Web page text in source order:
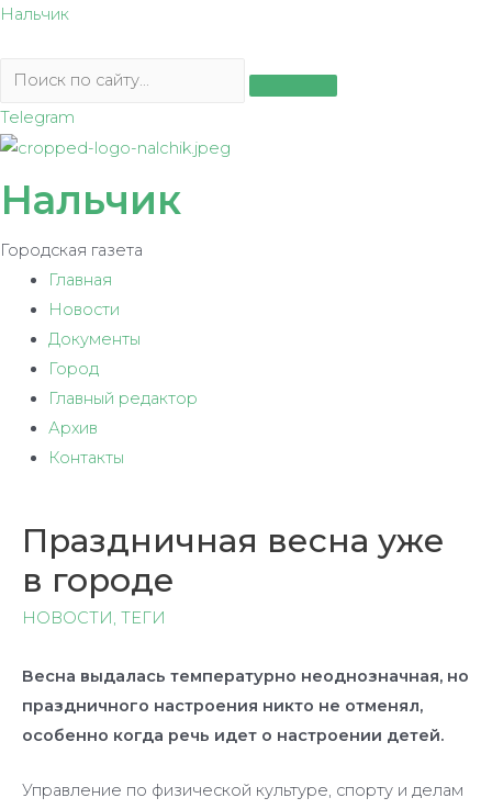
Перейти
содержимому
Нальчик
Telegram
Нальчик
Городская газета
Главная
Новости
Документы
Город
Главный редактор
Архив
Контакты
Праздничная весна уже
в городе
НОВОСТИ, ТЕГИ
Весна выдалась температурно неоднозначная, но
праздничного настроения никто не отменял,
особенно когда речь идет о настроении детей.
Управление по физической культуре, спорту и делам